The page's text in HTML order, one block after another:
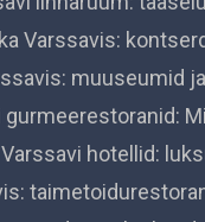
Varssavis:
muuseumid
hotellid: